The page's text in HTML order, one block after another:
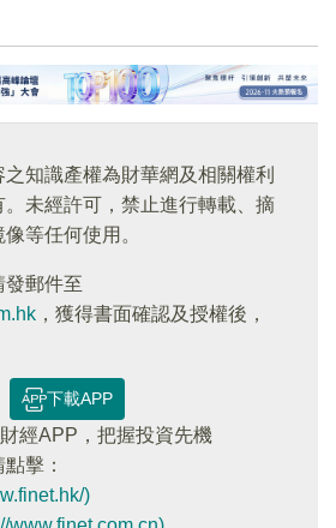
知識產權為財華網及相關權利
。未經許可，禁止進行轉載、摘
等任何使用。
發郵件至
，獲得書面確認及授權後，
下載APP
經APP，把握投資先機
擊：
)